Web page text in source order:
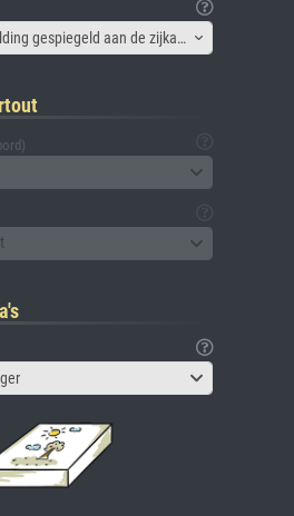
Canvas lijst - Afbeelding gespiegeld aan de zijkant